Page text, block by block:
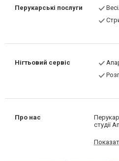
Перукарські послуги
Нігтьовий сервіс
Про нас
студії